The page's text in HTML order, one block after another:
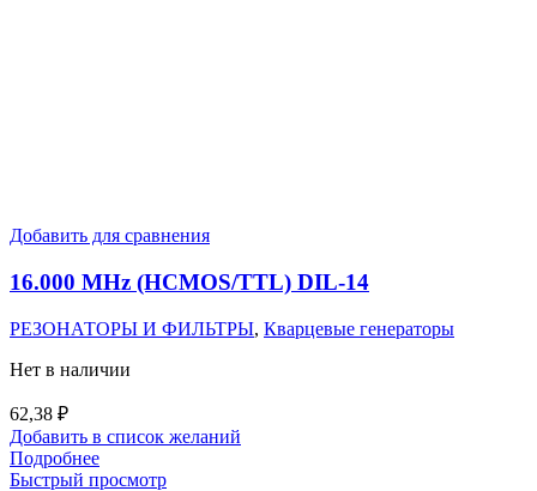
Добавить для сравнения
16.000 MHz (HCMOS/TTL) DIL-14
РЕЗОНАТОРЫ И ФИЛЬТРЫ, Кварцевые генераторы
Нет в наличии
62,38 ₽
Добавить в список желаний
Подробнее
Быстрый просмотр